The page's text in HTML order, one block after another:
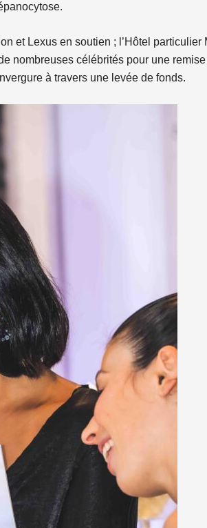
et Lexus en soutien ; l’Hôtel particulier
nombreuses célébrités pour une
à travers une levée de fonds.